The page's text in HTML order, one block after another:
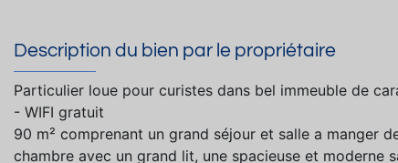
Description du bien par le propriétaire
Particulier loue pour curistes dans bel immeuble de
- WIFI gratuit
90 m² comprenant un grand séjour et salle a manger
chambre avec un grand lit, une spacieuse et moderne